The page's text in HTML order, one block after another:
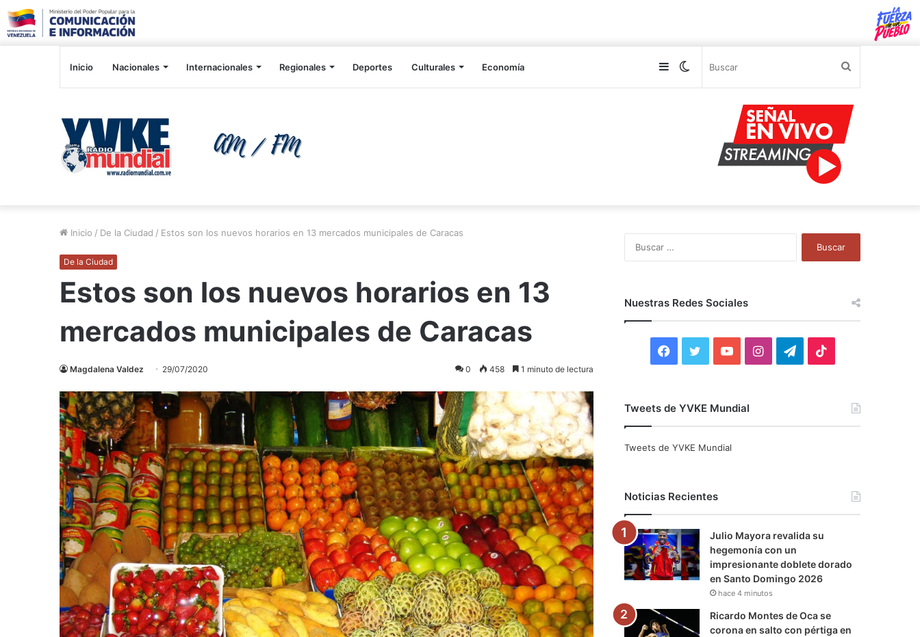
Inicio Nacionales Internacionales Regionales Deportes Culturales Economía Switch
Sidebar
Inicio / De la Ciudad / Estos son los nuevos horarios en 13 mercados municipales de Caracas
De la Ciudad
Estos son los nuevos horarios en 13
mercados municipales de Caracas
Magdalena Valdez 29/07/2020 0 458 1 minuto de lectura
Nuestras Redes Sociales
F
c
o
k
i
r
Y
u
e
I
r
a
m
T
a
m
Tweets de YVKE Mundial
Tweets de YVKE Mundial
Noticias Recientes
Julio Mayora revalida su
hegemonía con un
impresionante doblete dorado
en Santo Domingo 2026
hace 4 minutos
Ricardo Montes de Oca se
corona en salto con pértiga en